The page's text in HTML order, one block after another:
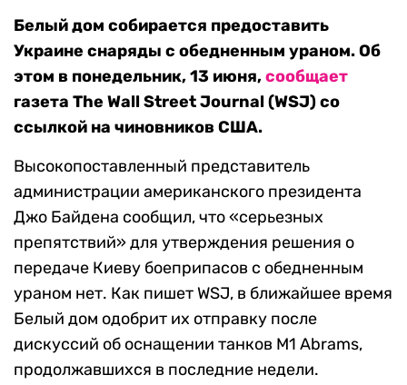
Белый дом собирается предоставить
Украине снаряды с обедненным ураном. Об
этом в понедельник, 13 июня,сообщает
газета The Wall Street Journal (WSJ) со
ссылкой на чиновников США.
Высокопоставленный представитель
администрации американского президента
Джо Байдена сообщил, что «серьезных
препятствий» для утверждения решения о
передаче Киеву боеприпасов с обедненным
ураном нет. Как пишет WSJ, в ближайшее время
Белый дом одобрит их отправку после
дискуссий об оснащении танков M1 Abrams,
продолжавшихся в последние недели.